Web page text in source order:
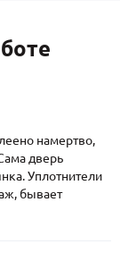
намертво,
дверь
Уплотнители
бывает